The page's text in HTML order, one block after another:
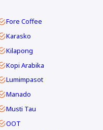
Fore Coffee
Karasko
Kilapong
Kopi Arabika
Lumimpasot
Manado
Musti Tau
OOT